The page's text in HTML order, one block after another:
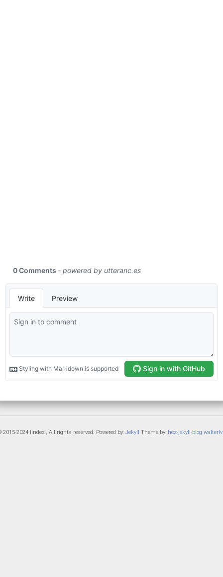
2015-2024 lindexi, All rights reserved. Powered by: Jekyll Theme by: hcz-jekyll-blog walterlv